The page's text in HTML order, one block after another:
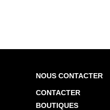
NOUS CONTACTER
CONTACTER
BOUTIQUES